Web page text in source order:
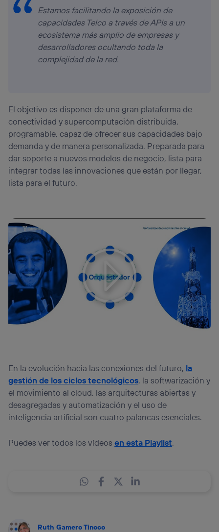
Estamos facilitando la exposición de
capacidades Telco a través de APIs a un
ecosistema más amplio de empresas y
desarrolladores ocultando toda la
complejidad de la red.
El objetivo es disponer de una gran plataforma de
conectividad y supercomputación distribuida,
programable, capaz de ofrecer sus capacidades bajo
demanda y de manera personalizada. Preparada para
dar soporte a nuevos modelos de negocio, lista para
integrar todas las innovaciones que están por llegar,
lista para el futuro.
En la evolución hacia las conexiones del futuro, la
gestión de los ciclos tecnológicos, la softwarización y
el movimiento al cloud, las arquitecturas abiertas y
desagregadas y automatización y el uso de
inteligencia artificial son cuatro palancas esenciales.
Puedes ver todos los vídeosen esta Playlist.
Ruth Gamero Tinoco